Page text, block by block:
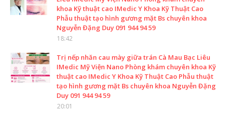
khoa Kỹ thuật cao IMedic Y Khoa Kỹ Thuật Cao
Phẫu thuật tạo hình gương mặt Bs chuyên khoa
Nguyễn Đặng Duy 091 944 94 59
18:42
Trị nếp nhăn cau mày giữa trán Cà Mau Bạc Liêu
IMedic Mỹ Viện Nano Phòng khám chuyên khoa Kỹ
thuật cao IMedic Y Khoa Kỹ Thuật Cao Phẫu thuật
tạo hình gương mặt Bs chuyên khoa Nguyễn Đặng
Duy 091 944 94 59
20:01